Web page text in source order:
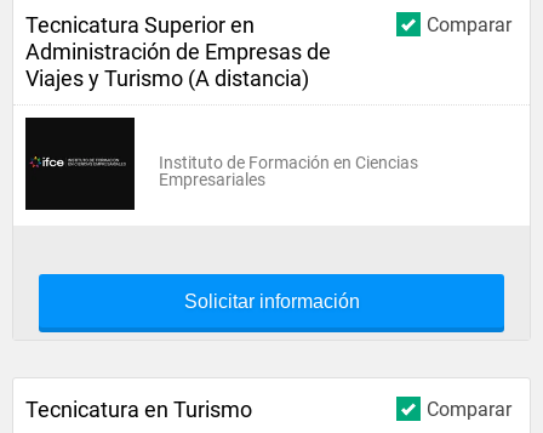
Comparar
Tecnicatura Superior en
Administración de Empresas de
Viajes y Turismo (A distancia)
Instituto de Formación en Ciencias
Empresariales
Solicitar información
Comparar
Tecnicatura en Turismo